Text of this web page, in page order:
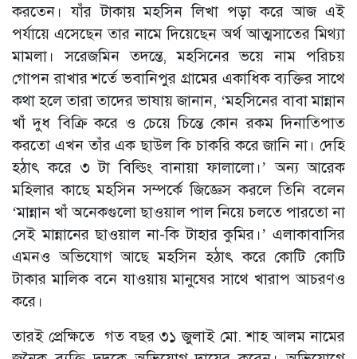
করতেন। যাঁর টাকায় মহসিন লিখা পড়া করে আজ এই
পর্যায়ে এসেছেন তার নামে দিয়েছেন অর্থ আত্মসাতের মিথ্যা
মামলা। সরেজমিন তদন্তে, মহসিনের ভয়ে নাম পরিচয়
গোপন রাখার শর্তে ভবানিপুর গ্রামের একাধিক ব্যক্তির সাথে
কথা হলে তারা তাদের ভাষায় জানান, ‘মহসিনের বাবা মান্নান
খাঁ দুধ বিক্রি করে ও চেয়ে চিন্তে কোন রকম দিনাতিপাত
করতো এখন তাঁর এক ছাউল কি চাকরি করে জানি না। দেহি
হঠাৎ করে ৩ টা বিল্ডিং বানায়া ফালালো।’ অন্য আরেক
মহিলার কাছে মহসিন সম্পর্কে জিজ্ঞেস করলে তিনি বলেন
‘মান্নান খাঁ অনেকগুলো ছাওয়াল পাল নিয়ে চলতে পারতো না
সেই মান্নানের ছাওয়াল না-কি টাহার কুমির।’ এলাকাবাসির
এমনও অভিযোগ আছে মহসিন হঠাৎ করে কোটি কোটি
টাকার মালিক বনে যাওয়ায় মানুষের সাথে খারাপ আচরণও
করে।
তারই প্রেক্ষিতে গত বছর ৩১ জুলাই মো. শাহ আলম নামের